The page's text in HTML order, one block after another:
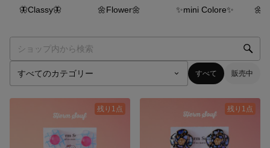
🦋Classy🦋 🌼Flower🌼 ✨mini Colore✨
すべて 販売中
残り1点 残り1点